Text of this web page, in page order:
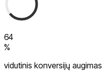
6
7
9
2
4
5
7
%
vidutinis konversijų augimas